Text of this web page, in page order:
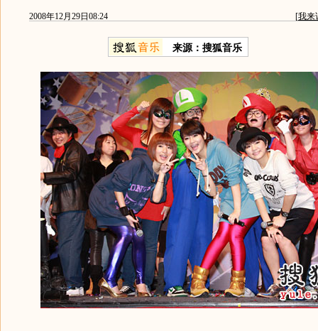
2008年12月29日08:24 [我来
来源：搜狐音乐